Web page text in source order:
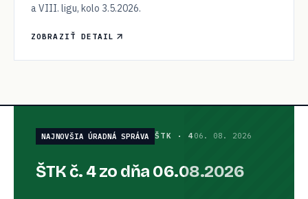
a VIII. ligu, kolo 3.5.2026.
ZOBRAZIŤ DETAIL
NAJNOVŠIA ÚRADNÁ SPRÁVA ŠTK · 406. 08. 2026
ŠTK č. 4 zo dňa 06.08.2026